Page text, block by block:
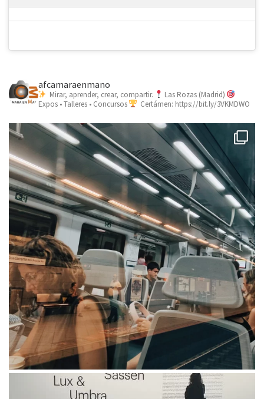
afcamaraenmano
Mirar, aprender, crear, compartir.
Las Rozas (Madrid)
Expos • Talleres • Concursos
Certámen: https://bit.ly/3VKMDWO